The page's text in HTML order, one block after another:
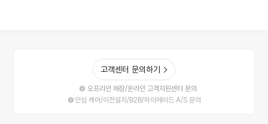
고객센터 문의하기
오프라인 매장/온라인 고객지원센터 문의
안심 케어/이전설치/B2B/하이메이드 A/S 문의